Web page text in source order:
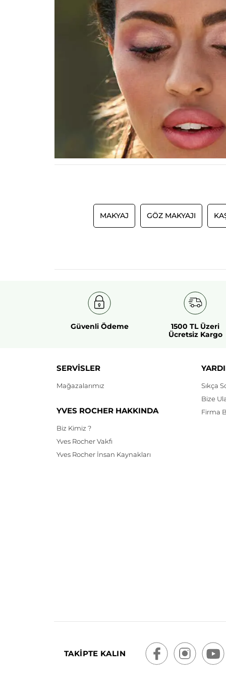
MAKYAJ GÖZ MAKYAJI
Güvenli Ödeme
1500 TL Üzeri
Ücretsiz Kargo
SERVİSLER
Mağazalarımız
YVES ROCHER HAKKINDA
Biz Kimiz ?
Yves Rocher Vakfı
Yves Rocher İnsan Kaynakları
Sıkça
Bize
Firma
TAKİPTE KALIN